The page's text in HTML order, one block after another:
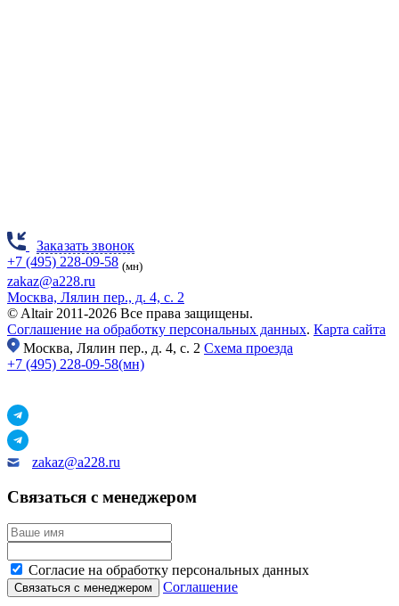
Заказать звонок
+7 (495) 228-09-58 (мн)
zakaz@a228.ru
Москва, Лялин пер., д. 4, с. 2
© Altair 2011-2026 Все права защищены.
Соглашение на обработку персональных данных. Карта сайта
Москва, Лялин пер., д. 4, с. 2 Схема проезда
+7 (495) 228-09-58(мн)
zakaz@a228.ru
Связаться с менеджером
Согласие на обработку персональных данных
Соглашение